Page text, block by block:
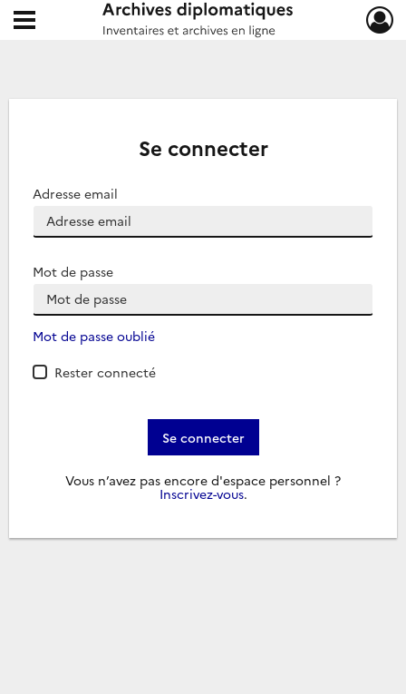
Archives diplomatiques
Ouvrir le menu déroulant
Se connecter
Adresse email
Mot de passe
Mot de passe oublié
Rester connecté
Se connecter
Vous n’avez pas encore d'espace personnel ?
Inscrivez-vous.